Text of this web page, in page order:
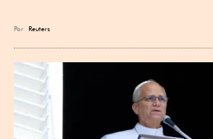
Por Reuters